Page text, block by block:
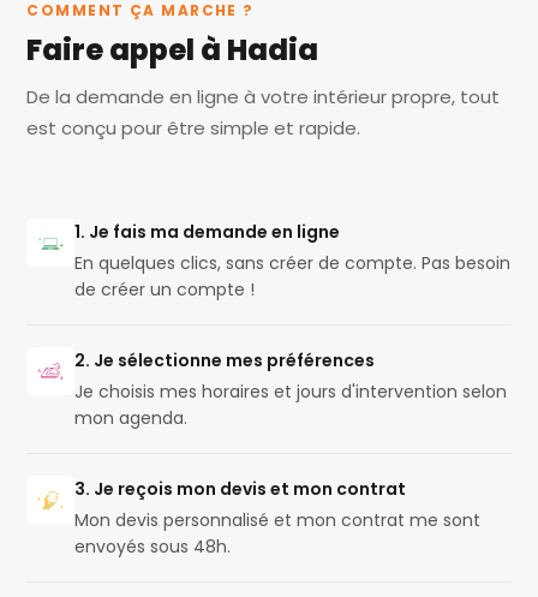
COMMENT ÇA MARCHE ?
Faire appel à Hadia
De la demande en ligne à votre intérieur propre, tout
est conçu pour être simple et rapide.
1. Je fais ma demande en ligne
En quelques clics, sans créer de compte. Pas besoin
de créer un compte !
2. Je sélectionne mes préférences
Je choisis mes horaires et jours d'intervention selon
mon agenda.
3. Je reçois mon devis et mon contrat
Mon devis personnalisé et mon contrat me sont
envoyés sous 48h.